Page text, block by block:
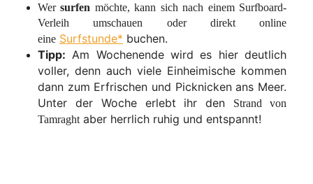
Wersurfen möchte, kann sich nach einem Surfboard-
Verleih umschauen oder direkt online
eine Surfstunde* buchen.
Tipp: Am Wochenende wird es hier deutlich
voller, denn auch viele Einheimische kommen
dann zum Erfrischen und Picknicken ans Meer.
Unter der Woche erlebt ihr den
Strand von
Tamraght aber herrlich ruhig und entspannt!